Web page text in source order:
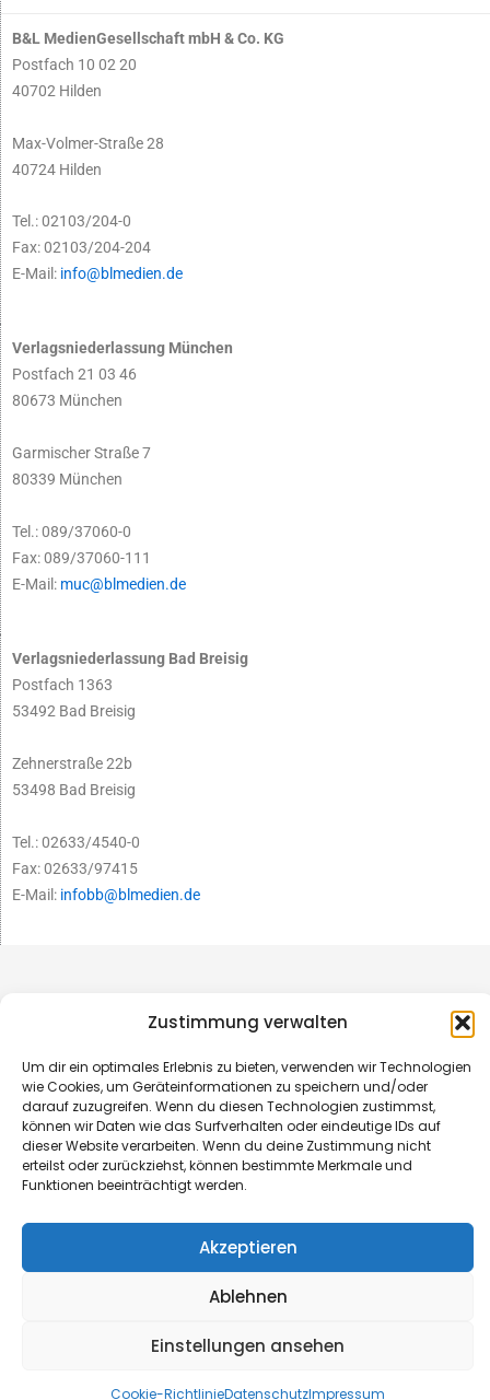
Zustimmung verwalten
Um dir ein optimales Erlebnis zu bieten, verwenden wir Technologien
wie Cookies, um Geräteinformationen zu speichern und/oder
darauf zuzugreifen. Wenn du diesen Technologien zustimmst,
können wir Daten wie das Surfverhalten oder eindeutige IDs auf
dieser Website verarbeiten. Wenn du deine Zustimmung nicht
erteilst oder zurückziehst, können bestimmte Merkmale und
Funktionen beeinträchtigt werden.
Akzeptieren
Ablehnen
Einstellungen ansehen
Cookie-RichtlinieDatenschutzImpressum
B&L MedienGesellschaft mbH & Co. KG
Postfach 10 02 20
40702 Hilden
Max-Volmer-Straße 28
40724 Hilden
Tel.: 02103/204-0
Fax: 02103/204-204
E-Mail: info@blmedien.de
Verlagsniederlassung München
Postfach 21 03 46
80673 München
Garmischer Straße 7
80339 München
Tel.: 089/37060-0
Fax: 089/37060-111
E-Mail: muc@blmedien.de
Verlagsniederlassung Bad Breisig
Postfach 1363
53492 Bad Breisig
Zehnerstraße 22b
53498 Bad Breisig
Tel.: 02633/4540-0
Fax: 02633/97415
E-Mail: infobb@blmedien.de
© B&L MedienGesellschaft mbH & Co. KG
Made with ♥ by HLT GmbH & Co. KG